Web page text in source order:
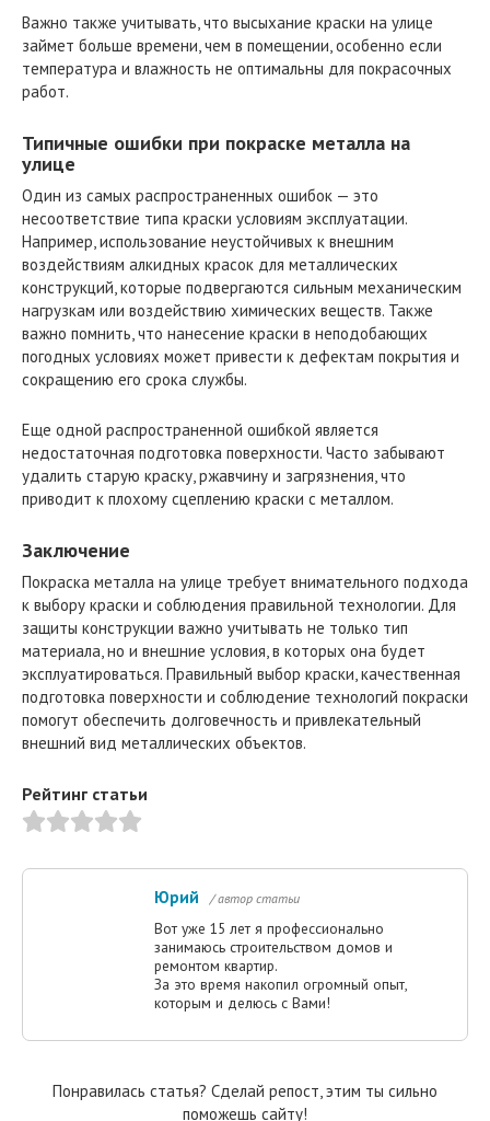
Важно также учитывать, что высыхание краски на улице
займет больше времени, чем в помещении, особенно если
температура и влажность не оптимальны для покрасочных
работ.
Типичные ошибки при покраске металла на
улице
Один из самых распространенных ошибок — это
несоответствие типа краски условиям эксплуатации.
Например, использование неустойчивых к внешним
воздействиям алкидных красок для металлических
конструкций, которые подвергаются сильным механическим
нагрузкам или воздействию химических веществ. Также
важно помнить, что нанесение краски в неподобающих
погодных условиях может привести к дефектам покрытия и
сокращению его срока службы.
Еще одной распространенной ошибкой является
недостаточная подготовка поверхности. Часто забывают
удалить старую краску, ржавчину и загрязнения, что
приводит к плохому сцеплению краски с металлом.
Заключение
Покраска металла на улице требует внимательного подхода
к выбору краски и соблюдения правильной технологии. Для
защиты конструкции важно учитывать не только тип
материала, но и внешние условия, в которых она будет
эксплуатироваться. Правильный выбор краски, качественная
подготовка поверхности и соблюдение технологий покраски
помогут обеспечить долговечность и привлекательный
внешний вид металлических объектов.
Рейтинг статьи
Юрий / автор статьи
Вот уже 15 лет я профессионально
занимаюсь строительством домов и
ремонтом квартир.
За это время накопил огромный опыт,
которым и делюсь с Вами!
Понравилась статья? Сделай репост, этим ты сильно
поможешь сайту!